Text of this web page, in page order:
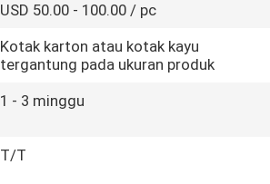
USD 50.00 - 100.00 / pc
Kotak karton atau kotak kayu
tergantung pada ukuran produk
1 - 3 minggu
T/T